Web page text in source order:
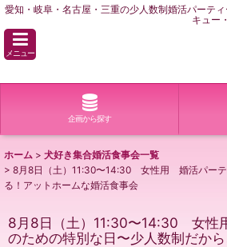
愛知・岐阜・名古屋・三重の少人数制婚活パーテ
キュー
メニュー
企画から探す
ホーム > 犬好き集合婚活食事会一覧
> 8月8日（土）11:30〜14:30 女性用 婚活パーテ
る！アットホームな婚活食事会
8月8日（土）11:30〜14:30 女性
のための特別な日〜少人数制だか